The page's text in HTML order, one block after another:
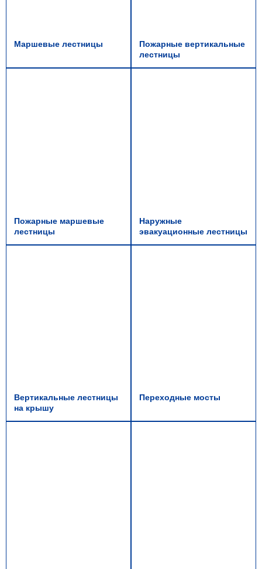
Маршевые лестницы
Пожарные вертикальные
лестницы
Пожарные маршевые
лестницы
Наружные
эвакуационные лестницы
Вертикальные лестницы
на крышу
Переходные мосты